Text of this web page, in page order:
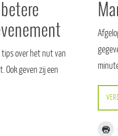
tips over het nut van
Ook geven zij een